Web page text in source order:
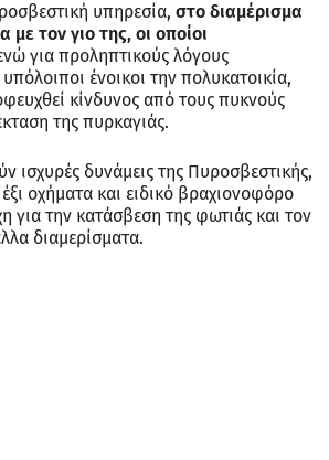
υπηρεσία, στο διαμέρισμα
με τον γιο της, οι οποίοι
για προληπτικούς λόγους
ένοικοι την πολυκατοικία,
κίνδυνος από τους πυκνούς
της πυρκαγιάς.
ισχυρές δυνάμεις της Πυροσβεστικής,
οχήματα και ειδικό βραχιονοφόρο
για την κατάσβεση της φωτιάς και τον
διαμερίσματα.